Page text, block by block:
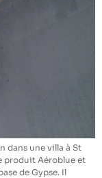
dans une villa à St
produit Aéroblue et
de Gypse. Il